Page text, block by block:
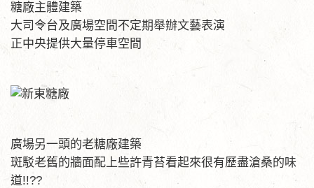
糖廠主體建築
大司令台及廣場空間不定期舉辦文藝表演
正中央提供大量停車空間
廣場另一頭的老糖廠建築
斑駁老舊的牆面配上些許青苔看起來很有歷盡滄桑的味
道!!??